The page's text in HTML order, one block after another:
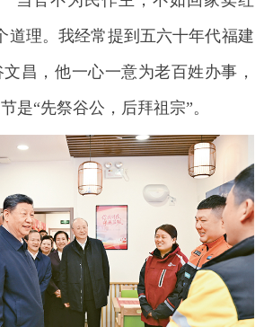
道理。我经常提到五六十年代福建
昌，他一心一意为老百姓办事，
是“先祭谷公，后拜祖宗”。